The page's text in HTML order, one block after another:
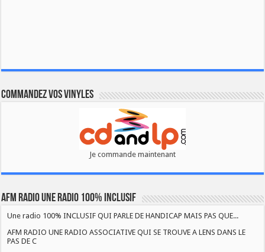
Commandez vos vinyles
Je commande maintenant
AFM RADIO UNE RADIO 100% INCLUSIF
Une radio 100% INCLUSIF QUI PARLE DE HANDICAP MAIS PAS QUE...
AFM RADIO UNE RADIO ASSOCIATIVE QUI SE TROUVE A LENS DANS LE
PAS DE C